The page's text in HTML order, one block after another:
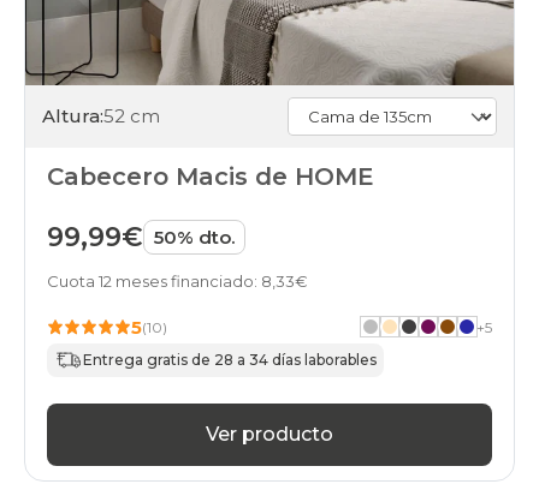
Altura:52 cm
Cabecero Macis de HOME
99,99€ 50% dto.
Cuota 12 meses financiado: 8,33€
5(10) +5
Entrega gratis de 28 a 34 días laborables
Ver producto